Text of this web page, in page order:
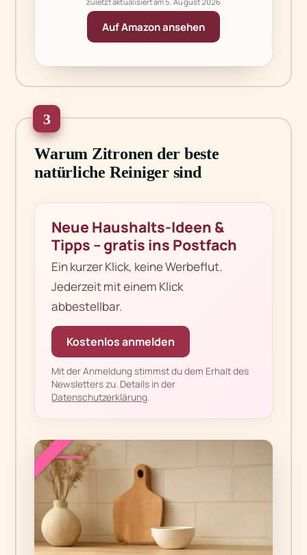
Auf Amazon ansehen
3
Warum Zitronen der beste
natürliche Reiniger sind
Neue Haushalts-Ideen &
Tipps – gratis ins Postfach
Ein kurzer Klick, keine Werbeflut.
Jederzeit mit einem Klick
abbestellbar.
Kostenlos anmelden
Mit der Anmeldung stimmst du dem Erhalt des
Newsletters zu. Details in der
Datenschutzerklärung.